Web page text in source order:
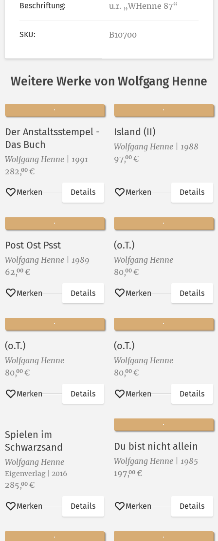
Beschriftung: u.r. „WHenne 87“
SKU: B10700
Weitere Werke von Wolfgang Henne
Der Anstaltsstempel -
Das Buch
Wolfgang Henne | 1991
Preis:
282,00 €
Merken Details
Island (II)
Wolfgang Henne | 1988
Preis:
97,00 €
Merken Details
Post Ost Psst
Wolfgang Henne | 1989
Preis:
62,00 €
Merken Details
(o.T.)
Wolfgang Henne
Preis:
80,00 €
Merken Details
(o.T.)
Wolfgang Henne
Preis:
80,00 €
Merken Details
(o.T.)
Wolfgang Henne
Preis:
80,00 €
Merken Details
Spielen im
Schwarzsand
Wolfgang Henne
Eigenverlag | 2016
Preis:
285,00 €
Merken Details
Du bist nicht allein
Wolfgang Henne | 1985
Preis:
197,00 €
Merken Details